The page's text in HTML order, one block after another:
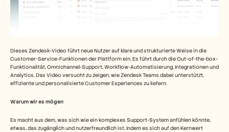
Dieses Zendesk-Video führt neue Nutzer auf klare und strukturierte Weise in die
Customer-Service-Funktionen der Plattform ein. Es führt durch die Out-of-the-box-
Funktionalität, Omnichannel-Support, Workflow-Automatisierung, Integrationen und
Analytics. Das Video versucht zu zeigen, wie Zendesk Teams dabei unterstützt,
effiziente und personalisierte Customer Experiences zu liefern.
Warum wir es mögen
Es macht aus dem, was sich wie ein komplexes Support-System anfühlen könnte,
etwas, das zugänglich und nutzerfreundlich ist. Indem es sich auf den Kernwert